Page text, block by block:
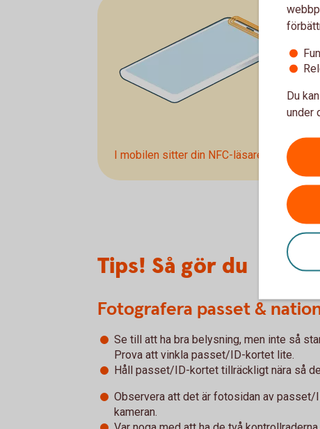
I mobilen sitter din NFC-läsare oftast
Tips! Så gör du
Fotografera passet &
Se till att ha bra belysning, men inte så
Prova att vinkla passet/ID-kortet lite.
Håll passet/ID-kortet tillräckligt nära så
Observera att det är fotosidan av
kameran.
Du
under